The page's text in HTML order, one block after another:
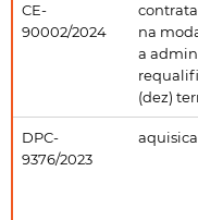
CE-
90002/2024
na
a
(dez)
DPC-
9376/2023